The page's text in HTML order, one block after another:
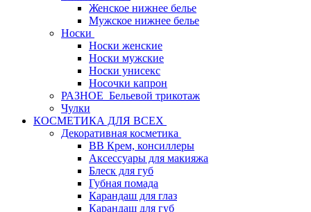
Женское нижнее белье
Мужское нижнее белье
Носки
Носки женские
Носки мужские
Носки унисекс
Носочки капрон
РАЗНОЕ_Бельевой трикотаж
Чулки
КОСМЕТИКА ДЛЯ ВСЕХ
Декоративная косметика
BB Крем, консиллеры
Аксессуары для макияжа
Блеск для губ
Губная помада
Карандаш для глаз
Карандаш для губ